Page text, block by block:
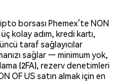
borsası Phemex’te NON
kolay adım, kredi kartı,
taraf sağlayıcılar
sağlar — minimum yok,
(2FA), rezerv denetimleri
OF US satın almak için en